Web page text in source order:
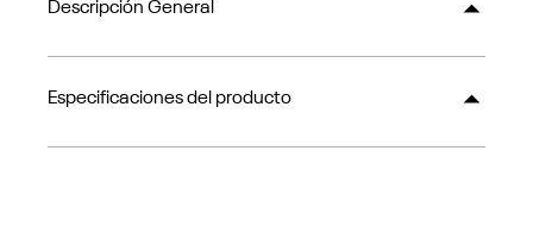
Descripción General
Especificaciones del producto